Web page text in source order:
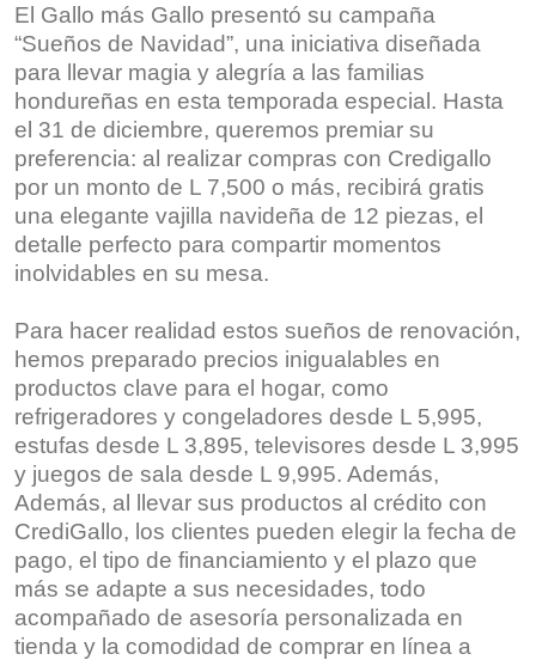
El Gallo más Gallo presentó su campaña
“Sueños de Navidad”, una iniciativa diseñada
para llevar magia y alegría a las familias
hondureñas en esta temporada especial. Hasta
el 31 de diciembre, queremos premiar su
preferencia: al realizar compras con Credigallo
por un monto de L 7,500 o más, recibirá gratis
una elegante vajilla navideña de 12 piezas, el
detalle perfecto para compartir momentos
inolvidables en su mesa.
Para hacer realidad estos sueños de renovación,
hemos preparado precios inigualables en
productos clave para el hogar, como
refrigeradores y congeladores desde L 5,995,
estufas desde L 3,895, televisores desde L 3,995
y juegos de sala desde L 9,995. Además,
Además, al llevar sus productos al crédito con
CrediGallo, los clientes pueden elegir la fecha de
pago, el tipo de financiamiento y el plazo que
más se adapte a sus necesidades, todo
acompañado de asesoría personalizada en
tienda y la comodidad de comprar en línea a